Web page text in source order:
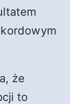
że
to